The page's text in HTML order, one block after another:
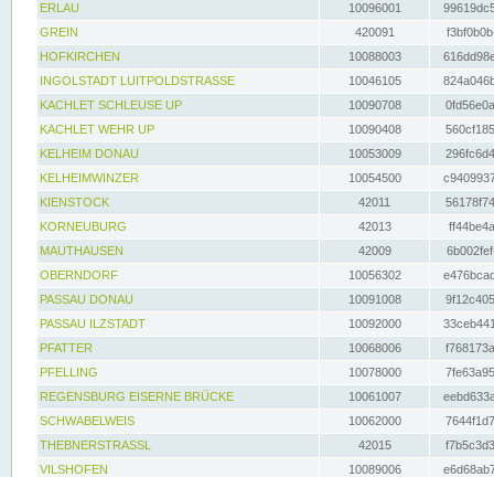
ERLAU
10096001
GREIN
420091
HOFKIRCHEN
10088003
INGOLSTADT LUITPOLDSTRASSE
10046105
KACHLET SCHLEUSE UP
10090708
KACHLET WEHR UP
10090408
KELHEIM DONAU
10053009
KELHEIMWINZER
10054500
KIENSTOCK
42011
KORNEUBURG
42013
MAUTHAUSEN
42009
OBERNDORF
10056302
PASSAU DONAU
10091008
PASSAU ILZSTADT
10092000
PFATTER
10068006
PFELLING
10078000
REGENSBURG EISERNE BRÜCKE
10061007
SCHWABELWEIS
10062000
THEBNERSTRASSL
42015
VILSHOFEN
10089006